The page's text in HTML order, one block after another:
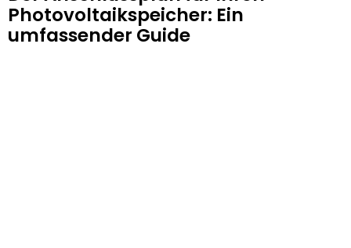
Photovoltaikspeicher: Ein
umfassender Guide